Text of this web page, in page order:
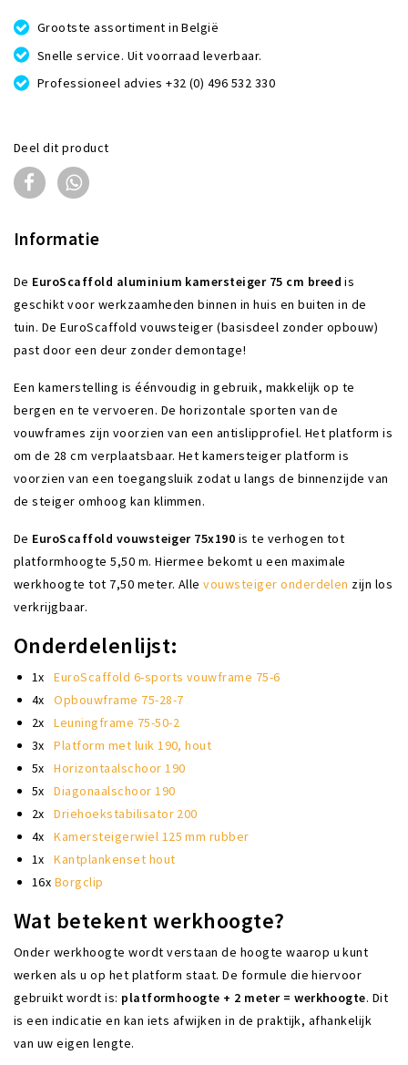
Grootste assortiment in België
Snelle service. Uit voorraad leverbaar.
Professioneel advies +32 (0) 496 532 330
Deel dit product
Informatie
De EuroScaffold aluminium kamersteiger 75 cm breedis
geschikt voor werkzaamheden binnen in huis en buiten in de
tuin. De EuroScaffold vouwsteiger (basisdeel zonder opbouw)
past door een deur zonder demontage!
Een kamerstelling is éénvoudig in gebruik, makkelijk op te
bergen en te vervoeren. De horizontale sporten van de
vouwframes zijn voorzien van een antislipprofiel. Het platform is
om de 28 cm verplaatsbaar. Het kamersteiger platform is
voorzien van een toegangsluik zodat u langs de binnenzijde van
de steiger omhoog kan klimmen.
De EuroScaffold vouwsteiger 75x190 is te verhogen tot
platformhoogte 5,50 m. Hiermee bekomt u een maximale
werkhoogte tot 7,50 meter. Allevouwsteiger onderdelen zijn los
verkrijgbaar.
Onderdelenlijst:
1xEuroScaffold 6-sports vouwframe 75-6
4xOpbouwframe 75-28-7
2xLeuningframe 75-50-2
3xPlatform met luik 190, hout
5xHorizontaalschoor 190
5xDiagonaalschoor 190
2xDriehoekstabilisator 200
4xKamersteigerwiel 125 mm rubber
1xKantplankenset hout
16x Borgclip
Wat betekent werkhoogte?
Onder werkhoogte wordt verstaan de hoogte waarop u kunt
werken als u op het platform staat. De formule die hiervoor
gebruikt wordt is: platformhoogte + 2 meter = werkhoogte. Dit
is een indicatie en kan iets afwijken in de praktijk, afhankelijk
van uw eigen lengte.